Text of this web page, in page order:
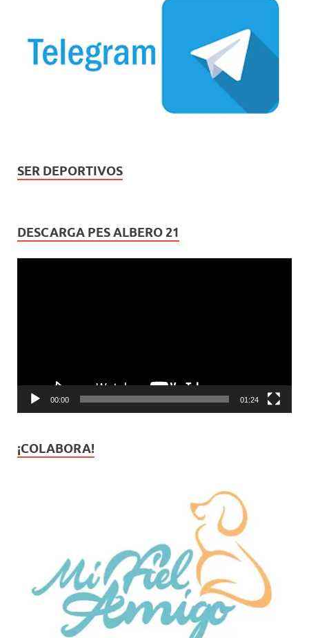
SER DEPORTIVOS
DESCARGA PES ALBERO 21
00:00 01:24
¡COLABORA!